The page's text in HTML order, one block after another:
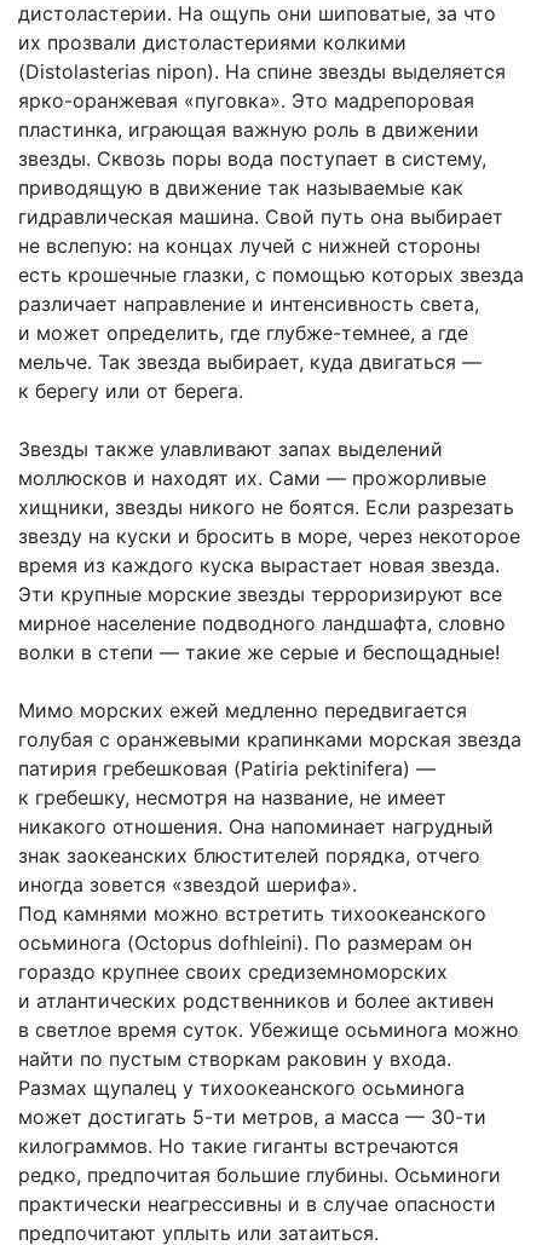
дистоластерии. На ощупь они шиповатые, за что
их прозвали дистоластериями колкими
(Distolasterias nipon). На спине звезды выделяется
ярко-оранжевая «пуговка». Это мадрепоровая
пластинка, играющая важную роль в движении
звезды. Сквозь поры вода поступает в систему,
приводящую в движение так называемые как
гидравлическая машина. Свой путь она выбирает
не вслепую: на концах лучей с нижней стороны
есть крошечные глазки, с помощью которых звезда
различает направление и интенсивность света,
и может определить, где глубже-темнее, а где
мельче. Так звезда выбирает, куда двигаться —
к берегу или от берега.
Звезды также улавливают запах выделений
моллюсков и находят их. Сами — прожорливые
хищники, звезды никого не боятся. Если разрезать
звезду на куски и бросить в море, через некоторое
время из каждого куска вырастает новая звезда.
Эти крупные морские звезды терроризируют все
мирное население подводного ландшафта, словно
волки в степи — такие же серые и беспощадные!
Мимо морских ежей медленно передвигается
голубая с оранжевыми крапинками морская звезда
патирия гребешковая (Patiria pektinifera) —
к гребешку, несмотря на название, не имеет
никакого отношения. Она напоминает нагрудный
знак заокеанских блюстителей порядка, отчего
иногда зовется «звездой шерифа».
Под камнями можно встретить тихоокеанского
осьминога (Octopus dofhleini). По размерам он
гораздо крупнее своих средиземноморских
и атлантических родственников и более активен
в светлое время суток. Убежище осьминога можно
найти по пустым створкам раковин у входа.
Размах щупалец у тихоокеанского осьминога
может достигать 5-ти метров, а масса — 30-ти
килограммов. Но такие гиганты встречаются
редко, предпочитая большие глубины. Осьминоги
практически неагрессивны и в случае опасности
предпочитают уплыть или затаиться.